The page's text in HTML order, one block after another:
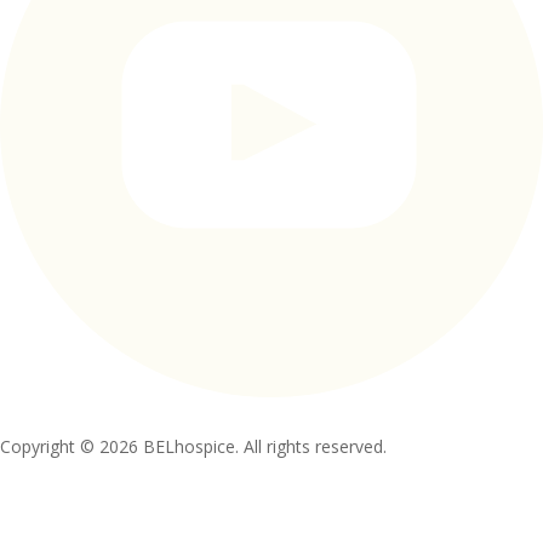
Copyright © 2026 BELhospice. All rights reserved.